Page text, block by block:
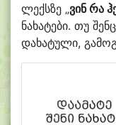
ლექსზე „ვინ რა
ნახატები. თუ
დახატული,